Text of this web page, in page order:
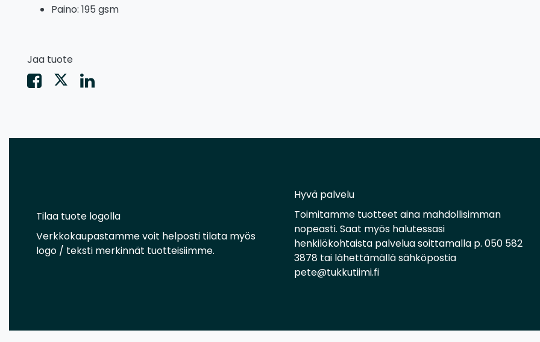
Paino: 195 gsm
Jaa tuote
Tilaa tuote logolla
Verkkokaupastamme voit helposti tilata myös
logo / teksti merkinnät tuotteisiimme.
Hyvä palvelu
Toimitamme tuotteet aina mahdollisimman
nopeasti. Saat myös halutessasi
henkilökohtaista palvelua soittamalla p. 050 582
3878 tai lähettämällä sähköpostia
pete@tukkutiimi.fi